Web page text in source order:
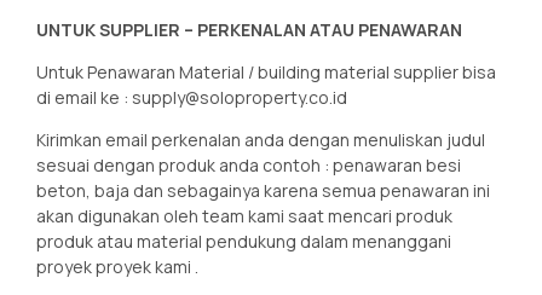
UNTUK SUPPLIER – PERKENALAN ATAU PENAWARAN
Untuk Penawaran Material / building material supplier bisa
di email ke : supply@soloproperty.co.id
Kirimkan email perkenalan anda dengan menuliskan judul
sesuai dengan produk anda contoh : penawaran besi
beton, baja dan sebagainya karena semua penawaran ini
akan digunakan oleh team kami saat mencari produk
produk atau material pendukung dalam menanggani
proyek proyek kami .